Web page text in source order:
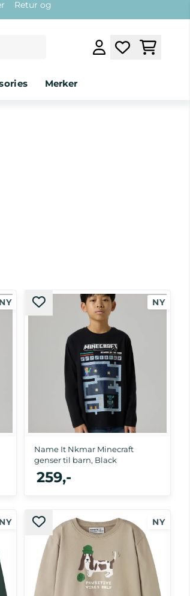
Retur og
Merker
Name It Nkmar Minecraft
genser til barn, Black
116, 122/128, 134/140, 146/152
259,-